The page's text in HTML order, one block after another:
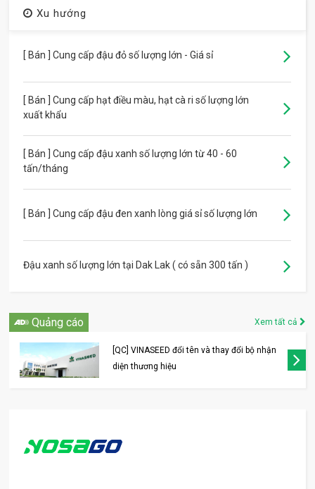
Xu hướng
[ Bán ] Cung cấp đậu đỏ số lượng lớn - Giá sỉ
[ Bán ] Cung cấp hạt điều màu, hạt cà ri số lượng lớn
xuất khẩu
[ Bán ] Cung cấp đậu xanh số lượng lớn từ 40 - 60
tấn/tháng
[ Bán ] Cung cấp đậu đen xanh lòng giá sỉ số lượng lớn
Đậu xanh số lượng lớn tại Dak Lak ( có sẵn 300 tấn )
Quảng cáo Xem tất cả
[QC] VINASEED đổi tên và thay đổi bộ nhận
diện thương hiệu